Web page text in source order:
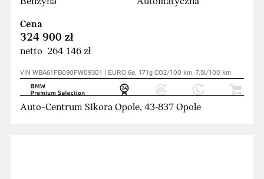
Cena
324 900 zł
netto 264 146 zł
VIN WBA61FB090FW09301 | EURO 6e, 171g CO2/100 km, 7.5l/100 km
Auto-Centrum Sikora Opole, 43-837 Opole